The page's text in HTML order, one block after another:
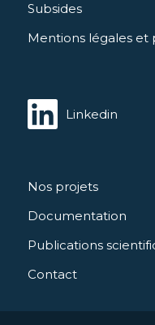
Nos projets
Documentation
Publications
Contact
Subsides
Mentions légales et
Linkedin